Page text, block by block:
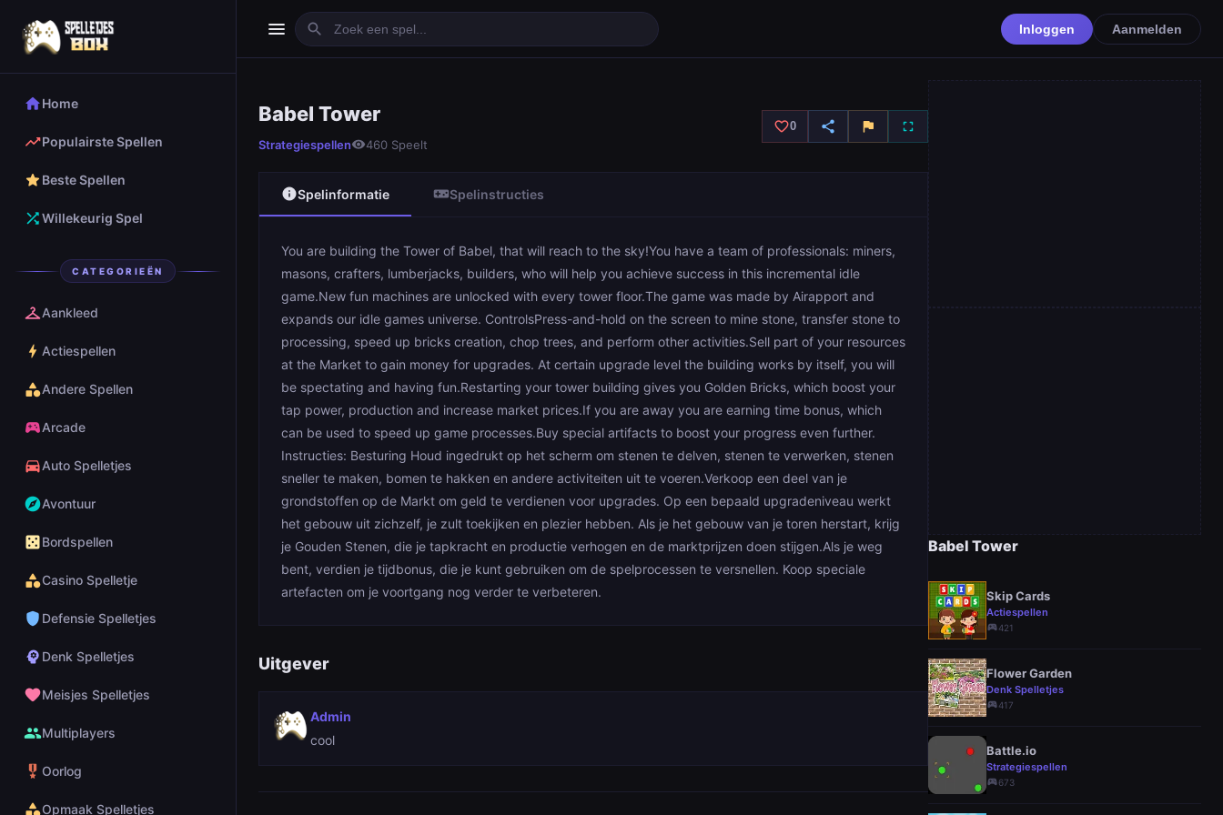
homeHome
trending_upPopulairste Spellen
star Beste Spellen
shuffleWillekeurig Spel
CATEGORIEËN
checkroomAankleed
bolt Actiespellen
categoryAndere Spellen
sports_esportsArcade
directions_carAuto Spelletjes
exploreAvontuur
casinoBordspellen
categoryCasino Spelletje
shield Defensie Spelletjes
psychology Denk Spelletjes
favoriteMeisjes Spelletjes
groupMultiplayers
military_tech Oorlog
categoryOpmaak Spelletjes
menu search Inloggen Aanmelden
Babel Tower
Babel Tower
Strategiespellenvisibility460 Speelt
favorite_border0 share flag fullscreen
infoSpelinformatie videogame_assetSpelinstructies
You are building the Tower of Babel, that will reach to the sky!You have a team of professionals: miners,
masons, crafters, lumberjacks, builders, who will help you achieve success in this incremental idle
game.New fun machines are unlocked with every tower floor.The game was made by Airapport and
expands our idle games universe. ControlsPress-and-hold on the screen to mine stone, transfer stone to
processing, speed up bricks creation, chop trees, and perform other activities.Sell part of your resources
at the Market to gain money for upgrades. At certain upgrade level the building works by itself, you will
be spectating and having fun.Restarting your tower building gives you Golden Bricks, which boost your
tap power, production and increase market prices.If you are away you are earning time bonus, which
can be used to speed up game processes.Buy special artifacts to boost your progress even further.
Instructies: Besturing Houd ingedrukt op het scherm om stenen te delven, stenen te verwerken, stenen
sneller te maken, bomen te hakken en andere activiteiten uit te voeren.Verkoop een deel van je
grondstoffen op de Markt om geld te verdienen voor upgrades. Op een bepaald upgradeniveau werkt
het gebouw uit zichzelf, je zult toekijken en plezier hebben. Als je het gebouw van je toren herstart, krijg
je Gouden Stenen, die je tapkracht en productie verhogen en de marktprijzen doen stijgen.Als je weg
bent, verdien je tijdbonus, die je kunt gebruiken om de spelprocessen te versnellen. Koop speciale
artefacten om je voortgang nog verder te verbeteren.
Uitgever
Admin
cool
Babel Tower
Skip Cards
Actiespellen
sports_esports421
Flower Garden
Denk Spelletjes
sports_esports417
Battle.io
Strategiespellen
sports_esports673